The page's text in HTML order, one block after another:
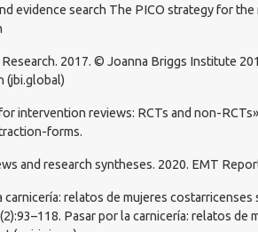
evidence search The PICO strategy for
2017. © Joanna Briggs Institute
(jbi.global)
intervention reviews: RCTs and non-
forms.
and research syntheses. 2020. EMT
carnicería: relatos de mujeres costarricenses
Pasar por la carnicería: relatos de